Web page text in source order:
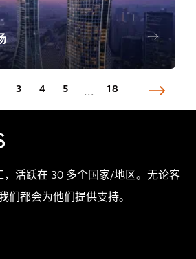
3 4 5 ... 18
，活跃在 30 多个国家/地区。无论客
们都会为他们提供支持。